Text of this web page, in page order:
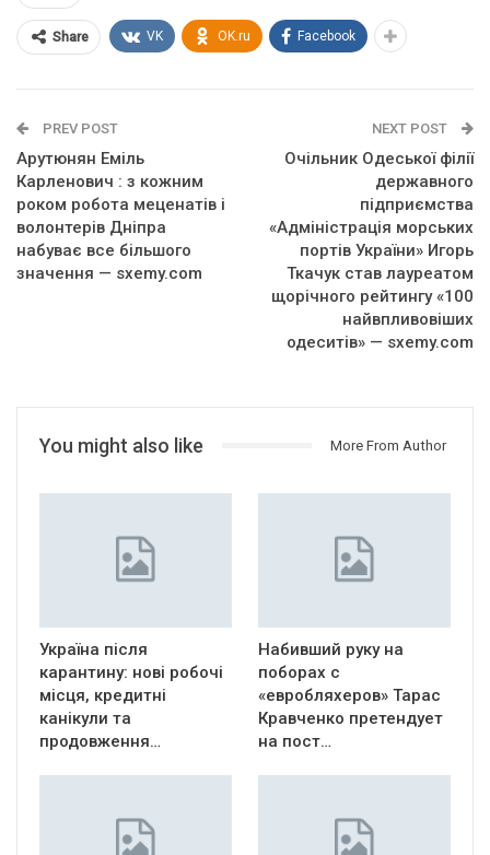
Share VK OK.ru Facebook
PREV POST
Арутюнян Еміль
Карленович : з кожним
роком робота меценатів і
волонтерів Дніпра
набуває все більшого
значення — sxemy.com
NEXT POST
Очільник Одеської філії
державного
підприємства
«Адміністрація морських
портів України» Игорь
Ткачук став лауреатом
щорічного рейтингу «100
найвпливовіших
одеситів» — sxemy.com
You might also like More From Author
Україна після
карантину: нові робочі
місця, кредитні
канікули та
продовження…
Набивший руку на
поборах с
«евробляхеров» Тарас
Кравченко претендует
на пост…